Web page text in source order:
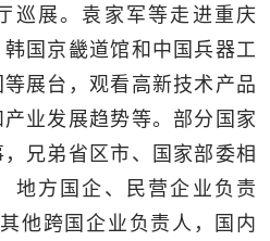
巡展。袁家军等走进重庆
国京畿道馆和中国兵器工
展台，观看高新技术产品
业发展趋势等。部分国家
兄弟省区市、国家部委相
地方国企、民营企业负责
他跨国企业负责人，国内